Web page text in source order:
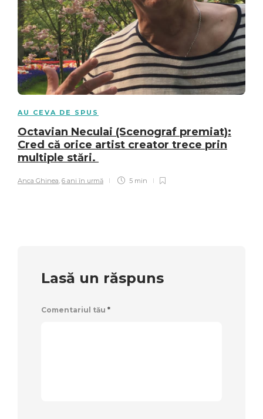
AU CEVA DE SPUS
Octavian Neculai (Scenograf premiat):
Cred că orice artist creator trece prin
multiple stări.
Anca Ghinea 6 ani în urmă 5 min
Lasă un răspuns
Comentariul tău *